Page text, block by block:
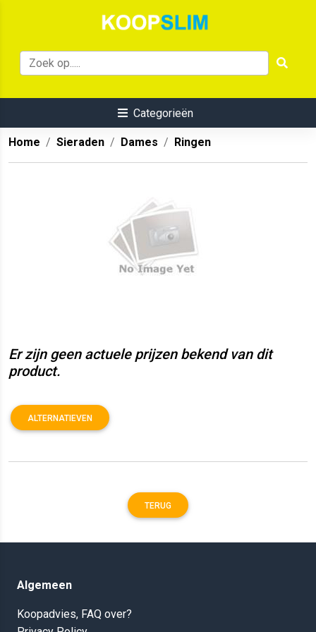
Categorieën
Home Sieraden Dames Ringen
Er zijn geen actuele prijzen bekend van dit
product.
ALTERNATIEVEN
TERUG
Algemeen
Koopadvies, FAQ over?